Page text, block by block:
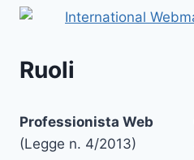
Ruoli
Professionista Web
(Legge n. 4/2013)